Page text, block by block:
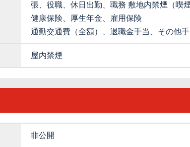
張、役職、休日出勤、職務 敷地内禁煙（喫
健康保険、厚生年金、雇用保険
通勤交通費（全額）、退職金手当、その他手
屋内禁煙
非公開